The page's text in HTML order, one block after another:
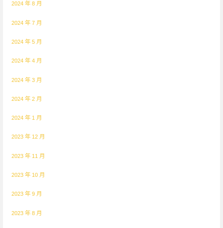
2024 年 8 月
2024 年 7 月
2024 年 5 月
2024 年 4 月
2024 年 3 月
2024 年 2 月
2024 年 1 月
2023 年 12 月
2023 年 11 月
2023 年 10 月
2023 年 9 月
2023 年 8 月